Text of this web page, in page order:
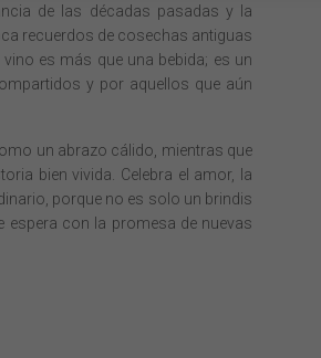
de las décadas pasadas y la
recuerdos de cosechas antiguas
es más que una bebida; es un
y por aquellos que aún
un abrazo cálido, mientras que
bien vivida. Celebra el amor, la
porque no es solo un brindis
espera con la promesa de nuevas